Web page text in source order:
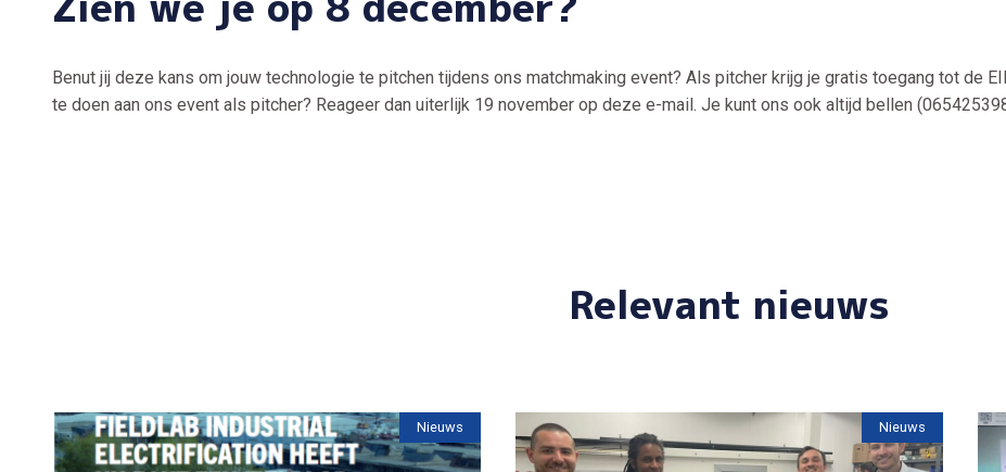
Benut jij deze kans om jouw technologie te pitchen tijdens ons matchmaking event? Als pitcher krijg je gratis toegang tot de
te doen aan ons event als pitcher? Reageer dan uiterlijk 19 november op deze e-mail. Je kunt ons ook altijd bellen
Relevant nieuws
Nieuws Nieuws